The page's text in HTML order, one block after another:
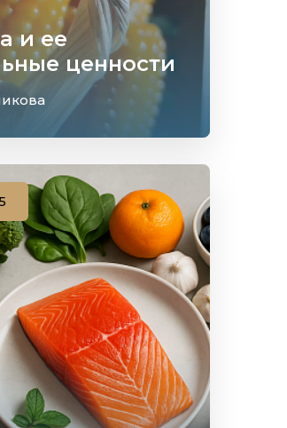
и ее
ценности